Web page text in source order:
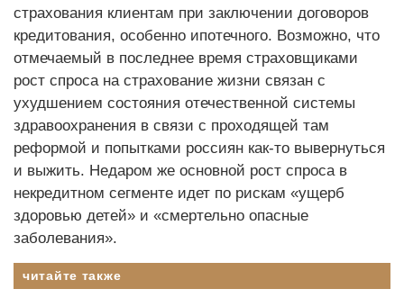
страхования клиентам при заключении договоров
кредитования, особенно ипотечного. Возможно, что
отмечаемый в последнее время страховщиками
рост спроса на страхование жизни связан с
ухудшением состояния отечест­венной системы
здравоохранения в связи с проходящей там
реформой и попытками россиян как-то вывернуться
и выжить. Недаром же основной рост спроса в
некредитном сегменте идет по рискам «ущерб
здоровью детей» и «смертельно опасные
заболевания».
читайте также